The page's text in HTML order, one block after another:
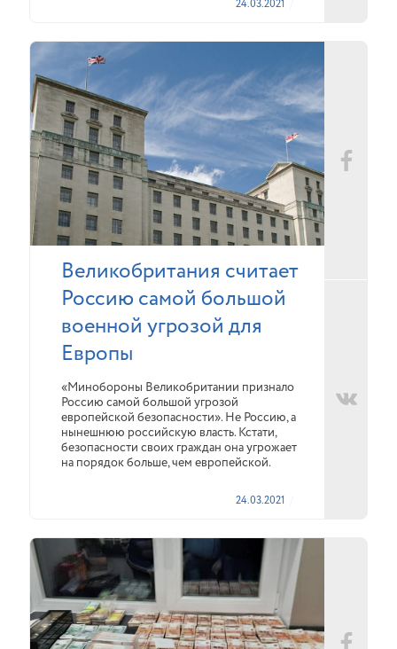
24.03.2021
Великобритания считает
Россию самой большой
военной угрозой для
Европы
«Минобороны Великобритании признало
Россию самой большой угрозой
европейской безопасности». Не Россию, а
нынешнюю российскую власть. Кстати,
безопасности своих граждан она угрожает
на порядок больше, чем европейской.
24.03.2021